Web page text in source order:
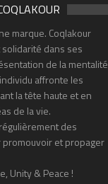
marque. Coqlakour
dans ses
de la mentalité
affronte les
la tête haute et en
de la vie.
des
et propager
Unity & Peace !